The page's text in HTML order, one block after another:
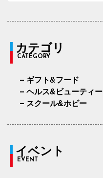
カテゴリ
CATEGORY
ギフト&フード
ヘルス&ビューティー
スクール&ホビー
イベント
EVENT